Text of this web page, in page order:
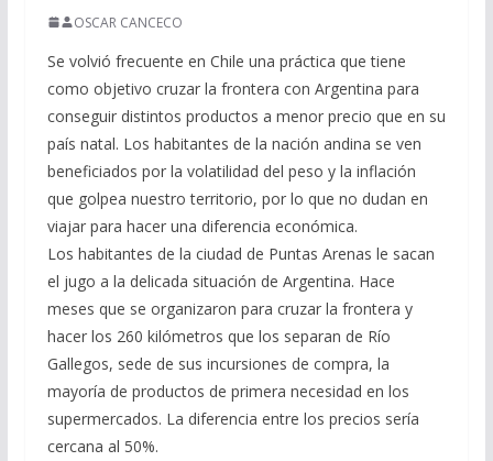
OSCAR CANCECO
Se volvió frecuente en Chile una práctica que tiene
como objetivo cruzar la frontera con Argentina para
conseguir distintos productos a menor precio que en su
país natal. Los habitantes de la nación andina se ven
beneficiados por la volatilidad del peso y la inflación
que golpea nuestro territorio, por lo que no dudan en
viajar para hacer una diferencia económica.
Los habitantes de la ciudad de Puntas Arenas le sacan
el jugo a la delicada situación de Argentina. Hace
meses que se organizaron para cruzar la frontera y
hacer los 260 kilómetros que los separan de Río
Gallegos, sede de sus incursiones de compra, la
mayoría de productos de primera necesidad en los
supermercados. La diferencia entre los precios sería
cercana al 50%.